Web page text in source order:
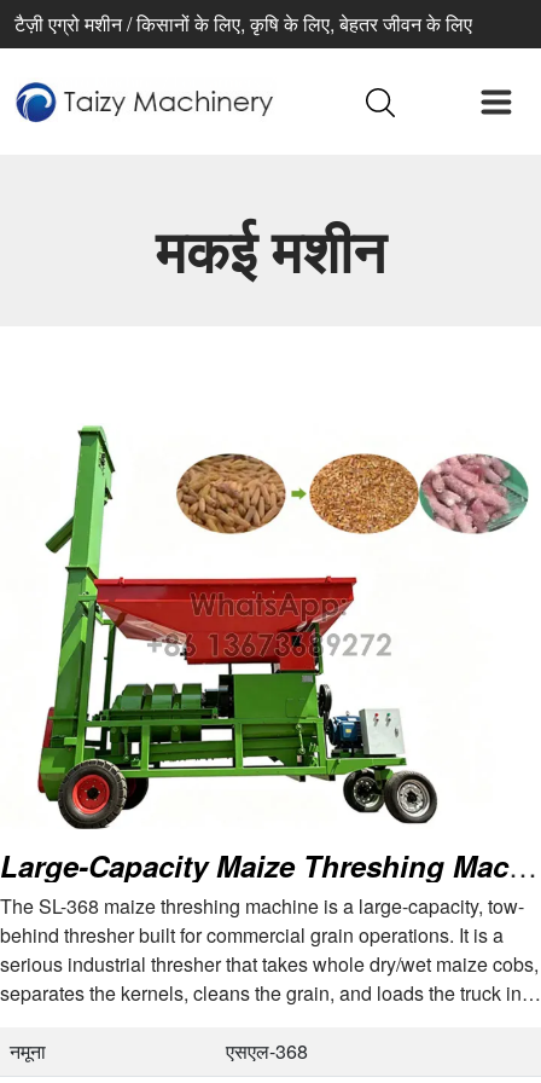
टैज़ी एग्रो मशीन / किसानों के लिए, कृषि के लिए, बेहतर जीवन के लिए
मकई मशीन
Large-Capacity Maize Threshing Machine
The SL-368 maize threshing machine is a large-capacity, tow-
behind thresher built for commercial grain operations. It is a
serious industrial thresher that takes whole dry/wet maize cobs,
separates the kernels, cleans the grain, and loads the truck in
नमूना
एसएल-368